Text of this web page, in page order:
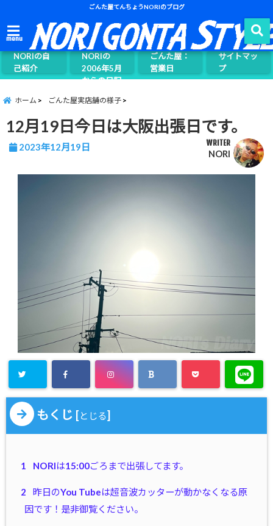
ごんた屋てんちょうNORIのブログ
menu
NORIの自
己紹介
ごんた屋て
んちょう
NORIの
2006年5月
からの日記
ごんた屋：
営業日
サイトマッ
プ
ホーム ごんた屋実店舗の様子
12月19日今日は大阪出張日です。
2023年12月19日 WRITER
NORI
もくじ [とじる]
1 NORIは15:00ごろまで出張してます。
2
昨日のYou Tubeは超音波カッターが動かなくなる原
因です！是非御覧ください。